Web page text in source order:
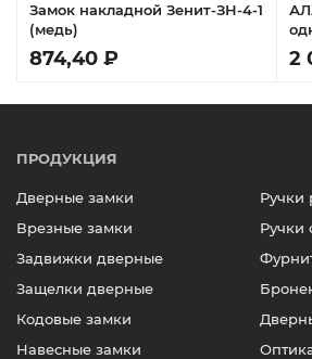
Замок накладной Зенит-ЗН-4-1
(медь)
874,40 ₽ 2
ПРОДУКЦИЯ
Дверные замки
Врезные замки
Задвижки дверные
Защелки дверные
Кодовые замки
Навесные замки
Ручки
Ручки